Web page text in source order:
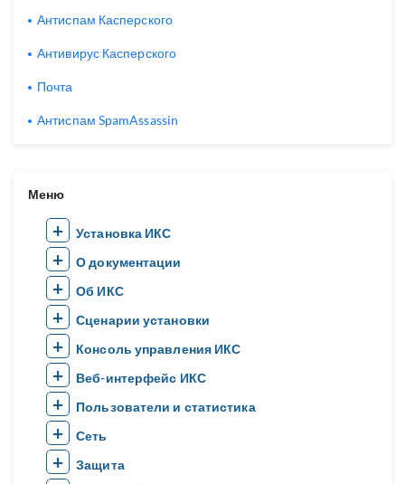
Меню
Установка ИКС
О документации
Об ИКС
Сценарии установки
Консоль управления ИКС
Веб-интерфейс ИКС
Пользователи и статистика
Сеть
Защита
Антиспам Касперского
Антивирус Касперского
Почта
Антиспам SpamAssassin